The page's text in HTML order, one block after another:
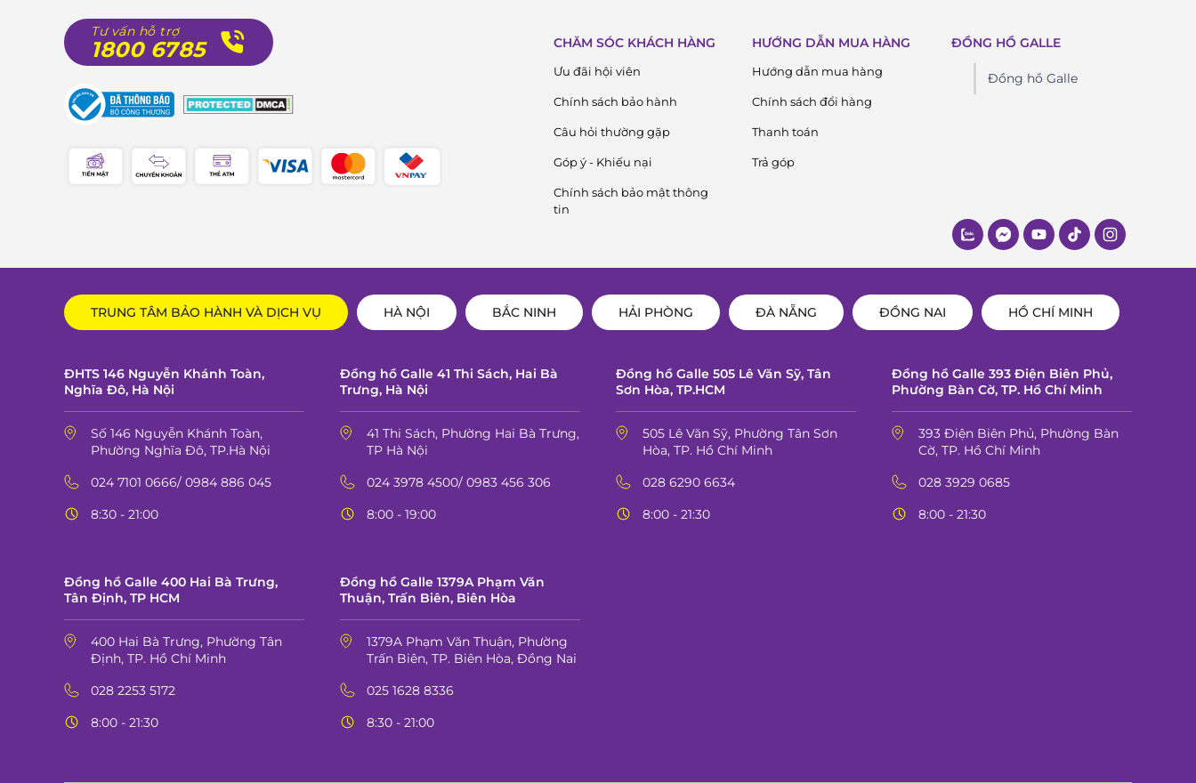
Tư vấn hỗ trợ
1800 6785 CHĂM SÓC KHÁCH HÀNG
Ưu đãi hội viên
Chính sách bảo hành
Câu hỏi thường gặp
Góp ý - Khiếu nại
Chính sách bảo mật thông
tin
HƯỚNG DẪN MUA HÀNG
Hướng dẫn mua hàng
Chính sách đổi hàng
Thanh toán
Trả góp
ĐỒNG HỒ GALLE
Đồng hồ Galle
TRUNG TÂM BẢO HÀNH VÀ DỊCH VỤ HÀ NỘI BẮC NINH HẢI PHÒNG ĐÀ NẴNG ĐỒNG NAI HỒ CHÍ MINH
ĐHTS 146 Nguyễn Khánh Toàn,
Nghĩa Đô, Hà Nội
Số 146 Nguyễn Khánh Toàn,
Phường Nghĩa Đô, TP.Hà Nội
024 7101 0666/ 0984 886 045
8:30 - 21:00
Đồng hồ Galle 41 Thi Sách, Hai Bà
Trưng, Hà Nội
41 Thi Sách, Phường Hai Bà Trưng,
TP Hà Nội
024 3978 4500/ 0983 456 306
8:00 - 19:00
Đồng hồ Galle 505 Lê Văn Sỹ, Tân
Sơn Hòa, TP.HCM
505 Lê Văn Sỹ, Phường Tân Sơn
Hòa, TP. Hồ Chí Minh
028 6290 6634
8:00 - 21:30
Đồng hồ Galle 393 Điện Biên Phủ,
Phường Bàn Cờ, TP. Hồ Chí Minh
393 Điện Biên Phủ, Phường Bàn
Cờ, TP. Hồ Chí Minh
028 3929 0685
8:00 - 21:30
Đồng hồ Galle 400 Hai Bà Trưng,
Tân Định, TP HCM
400 Hai Bà Trưng, Phường Tân
Định, TP. Hồ Chí Minh
028 2253 5172
8:00 - 21:30
Đồng hồ Galle 1379A Phạm Văn
Thuận, Trấn Biên, Biên Hòa
1379A Phạm Văn Thuận, Phường
Trấn Biên, TP. Biên Hòa, Đồng Nai
025 1628 8336
8:30 - 21:00